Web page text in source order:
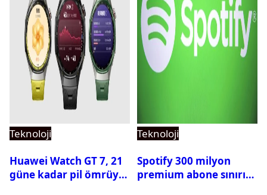
Teknoloji
Huawei Watch GT 7, 21
güne kadar pil ömrüyle
Teknoloji
Spotify 300 milyon
premium abone sınırını